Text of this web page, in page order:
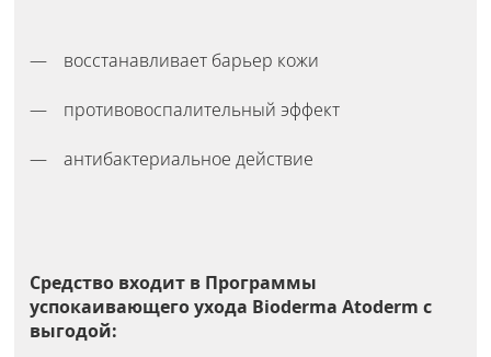
восстанавливает барьер кожи
противовоспалительный эффект
антибактериальное действие
Средство входит в Программы
успокаивающего ухода Bioderma Atoderm с
выгодой: